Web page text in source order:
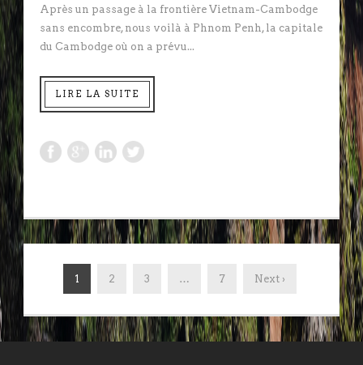
Après un passage à la frontière Vietnam-Cambodge
sans encombre, nous voilà à Phnom Penh, la capitale
du Cambodge où on a prévu...
LIRE LA SUITE
1 2 3 … 7 Next ›